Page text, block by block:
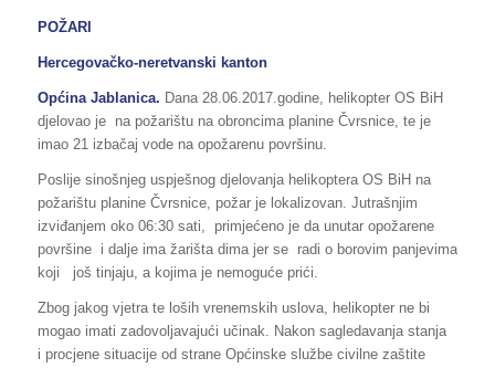
POŽARI
Hercegovačko-neretvanski kanton
Općina Jablanica. Dana 28.06.2017.godine, helikopter OS BiH
djelovao je na požarištu na obroncima planine Čvrsnice, te je
imao 21 izbačaj vode na opožarenu površinu.
Poslije sinošnjeg uspješnog djelovanja helikoptera OS BiH na
požarištu planine Čvrsnice, požar je lokalizovan. Jutrašnjim
izviđanjem oko 06:30 sati, primjećeno je da unutar opožarene
površine i dalje ima žarišta dima jer se radi o borovim panjevima
koji još tinjaju, a kojima je nemoguće prići.
Zbog jakog vjetra te loših vrenemskih uslova, helikopter ne bi
mogao imati zadovoljavajući učinak. Nakon sagledavanja stanja
i procjene situacije od strane Općinske službe civilne zaštite